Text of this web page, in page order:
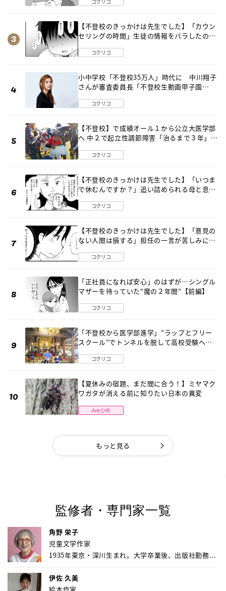
【不登校のきっかけは先生でした】「カウン
セリングの時間」生徒の情報をバラしたの
コクリコ
小中学校「不登校35万人」時代に 中川翔子
さんが審査委員長「不登校生動画甲子園
コクリコ
【不登校】で成績オール１から公立大医学部
へ 中２で起立性調節障害「治るまで３年」の
コクリコ
【不登校のきっかけは先生でした】「いつま
で休むんですか？」追い詰められる母と息子
コクリコ
【不登校のきっかけは先生でした】「意見の
ない人間は損する」担任の一言が苦しみに…
コクリコ
「正社員になれば安心」のはずが…シングル
マザーを待っていた“魔の２年間”【前編】
コクリコ
「不登校から医学部進学」“ラップとフリー
スクール”でトンネルを脱して高校受験へ
コクリコ
【夏休みの宿題、まだ間に合う！】ミヤマク
ワガタが消える前に知りたい日本の異変
Aneひめ
もっと見る
監修者・専門家一覧
角野 栄子
児童文学作家
1935年東京・深川生まれ。大学卒業後、出版社勤務...
伊佐 久美